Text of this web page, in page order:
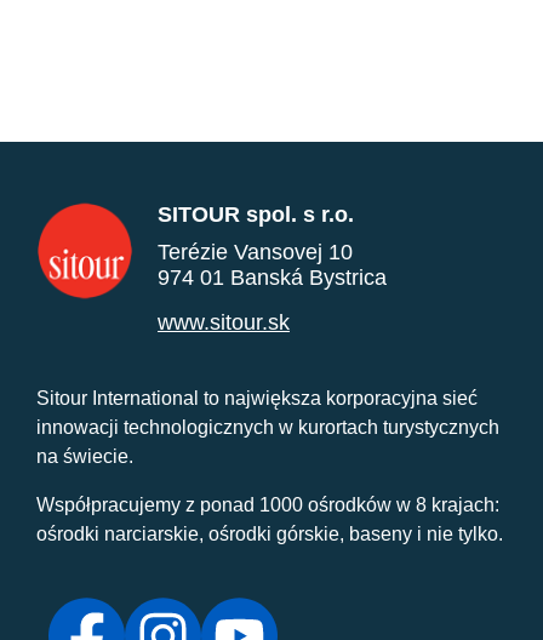
SITOUR spol. s r.o.
Terézie Vansovej 10
974 01 Banská Bystrica
www.sitour.sk
Sitour International to największa korporacyjna sieć
innowacji technologicznych w kurortach turystycznych
na świecie.
Współpracujemy z ponad 1000 ośrodków w 8 krajach:
ośrodki narciarskie, ośrodki górskie, baseny i nie tylko.